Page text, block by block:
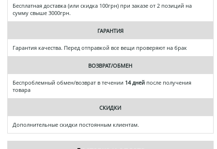
Бесплатная доставка (или скидка 100грн) при заказе от 2 позиций на
сумму свыше 3000грн.
ГАРАНТИЯ
Гарантия качества. Перед отправкой все вещи проверяют на брак
ВОЗВРАТ/ОБМЕН
Беспроблемный обмен/возврат в течении 14 дней после получения
товара
СКИДКИ
Дополнительные скидки постоянным клиентам.